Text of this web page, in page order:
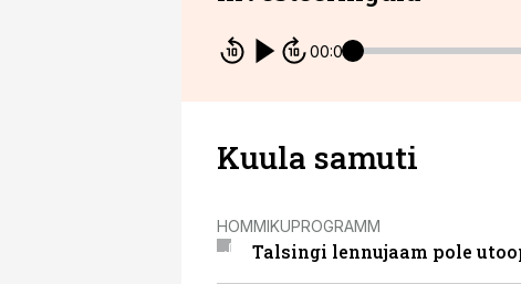
00:00
Kuula samuti
HOMMIKUPROGRAMM
Talsingi lennujaam pole